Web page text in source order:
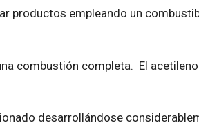
productos empleando un
combustión completa. El
desarrollándose